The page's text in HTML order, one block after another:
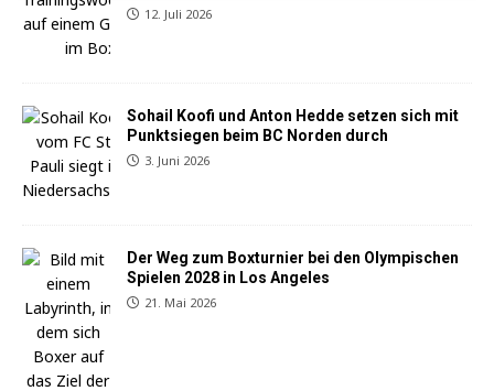
12. Juli 2026
Sohail Koofi und Anton Hedde setzen sich mit
Punktsiegen beim BC Norden durch
3. Juni 2026
Der Weg zum Boxturnier bei den Olympischen
Spielen 2028 in Los Angeles
21. Mai 2026